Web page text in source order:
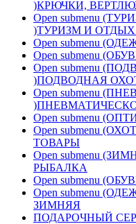
)КРЮЧКИ,
Open submenu
)ТУРИЗМ И
Open submenu
Open submenu
Open submenu
)ПОДВОДНАЯ
Open submenu
)
Open submenu
Open submenu
ТОВАРЫ
Open submenu
РЫБАЛКА
Open submenu
Open submenu
ЗИМНЯЯ
ПОДАРОЧНЫЙ